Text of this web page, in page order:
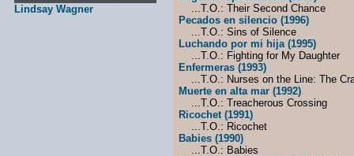
Lindsay Wagner
...T.O.: Their Second Chance
Pecados en silencio (1996)
...T.O.: Sins of Silence
Luchando por mi hija (1995)
...T.O.: Fighting for My Daughter
Enfermeras (1993)
...T.O.: Nurses on the Line: The
Muerte en alta mar (1992)
...T.O.: Treacherous Crossing
Ricochet (1991)
...T.O.: Ricochet
Babies (1990)
...T.O.: Babies